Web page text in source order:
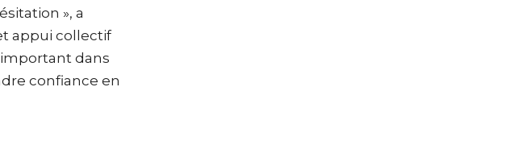
», a
appui collectif
important dans
confiance en